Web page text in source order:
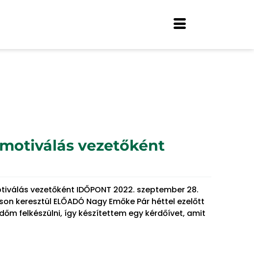
vezetőként
vezetőként IDŐPONT 2022. szeptember 28.
keresztül ELŐADÓ Nagy Emőke Pár héttel ezelőtt
felkészülni, így készítettem egy kérdőívet, amit